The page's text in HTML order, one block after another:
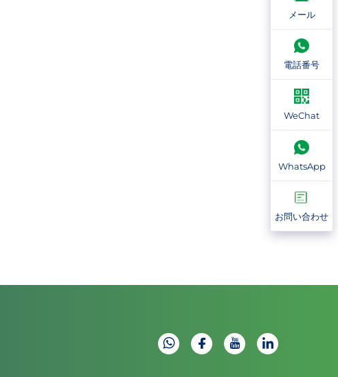
メール
電話番号
WeChat
WhatsApp
お問い合わせ